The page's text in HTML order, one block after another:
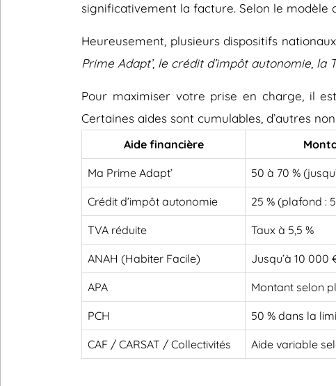
significativement la facture. Selon le modèle
Heureusement, plusieurs dispositifs
Prime Adapt’, le crédit d’impôt autonomie la
Pour maximiser votre prise en charge, il
Certaines aides sont cumulables, d’autres
Aide financière
Ma Prime Adapt’ 50 à 70 %
Crédit d’impôt autonomie 25 % (plafond :
TVA réduite Taux à 5,5 %
ANAH (Habiter Facile) Jusqu’à 10 000
APA Montant selon
PCH 50 % dans la
CAF / CARSAT / Collectivités Aide variable